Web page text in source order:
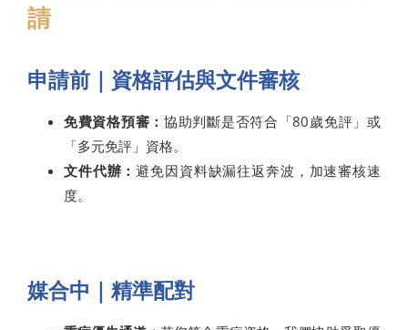
請
申請前｜資格評估與文件審核
免費資格預審： 協助判斷是否符合「80歲免評」或
「多元免評」資格。
文件代辦：避免因資料缺漏往返奔波，加速審核速
度。
媒合中｜精準配對